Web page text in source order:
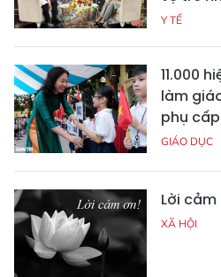
Y TẾ
11.000
làm
phụ
GIÁO DỤC
Lời cảm
XÃ HỘI